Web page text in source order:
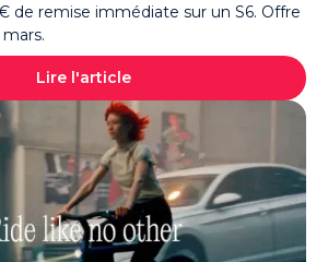
de remise immédiate sur un S6. Offre
mars.
Lire l'article